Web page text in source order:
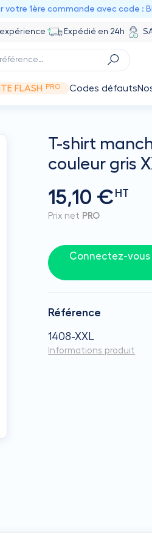
1ère commande avec code :
Expédié en 24h
FLASH PRO Codes défauts
T-shirt
couleur gris
15,10 € HT
Prix net PRO
Connectez-
Référence
1408-XXL
Informations produit